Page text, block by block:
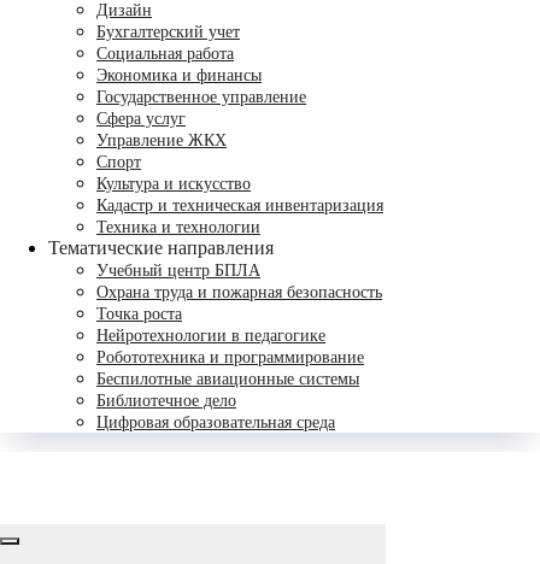
Дизайн
Бухгалтерский учет
Социальная работа
Экономика и финансы
Государственное управление
Сфера услуг
Управление ЖКХ
Спорт
Культура и искусство
Кадастр и техническая инвентаризация
Техника и технологии
Тематические направления
Учебный центр БПЛА
Охрана труда и пожарная безопасность
Точка роста
Нейротехнологии в педагогике
Робототехника и программирование
Беспилотные авиационные системы
Библиотечное дело
Цифровая образовательная среда